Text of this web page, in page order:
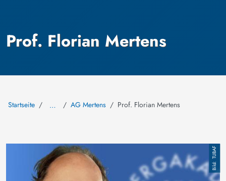
Prof. Florian Mertens
Startseite … AG Mertens Prof. Florian Mertens
TUBAF